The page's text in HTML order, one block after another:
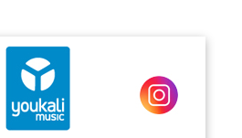
EXPOSE FRAMEWORK FOR JOOMLA 2.5 AND 3.0+